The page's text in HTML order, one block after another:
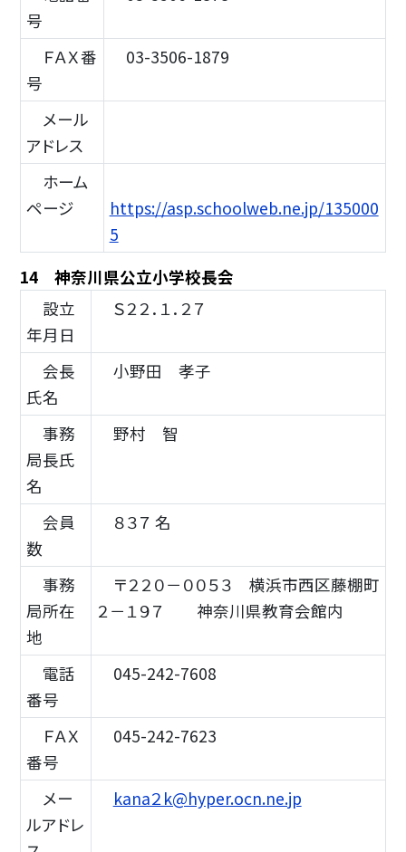
号
ＦＡＸ番
号
03-3506-1879
メール
アドレス
ホーム
ページ
https://asp.schoolweb.ne.jp/135000
5
14 神奈川県公立小学校長会
設立
年月日
Ｓ２２．１．２７
会長
氏名
小野田 孝子
事務
局長氏
名
野村 智
会員
数
８３７ 名
事務
局所在
地
〒２２０－００５３ 横浜市西区藤棚町
２－１９７ 神奈川県教育会館内
電話
番号
045-242-7608
ＦＡＸ
番号
045-242-7623
メー
ルアドレ
kana２k@hyper.ocn.ne.jp